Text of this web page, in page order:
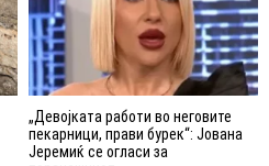
„Девојката работи во неговите
пекарници, прави бурек“: Јована
Јеремиќ се огласи за